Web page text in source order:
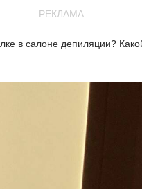
РЕКЛАМА
в салоне депиляции?